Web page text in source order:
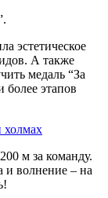
эстетическое
А также
медаль “За
более этапов
холмах
м за команду.
волнение – на